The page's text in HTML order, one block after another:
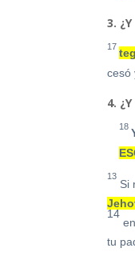
3.
17
cesó
4.
18
13
Si
14
tu